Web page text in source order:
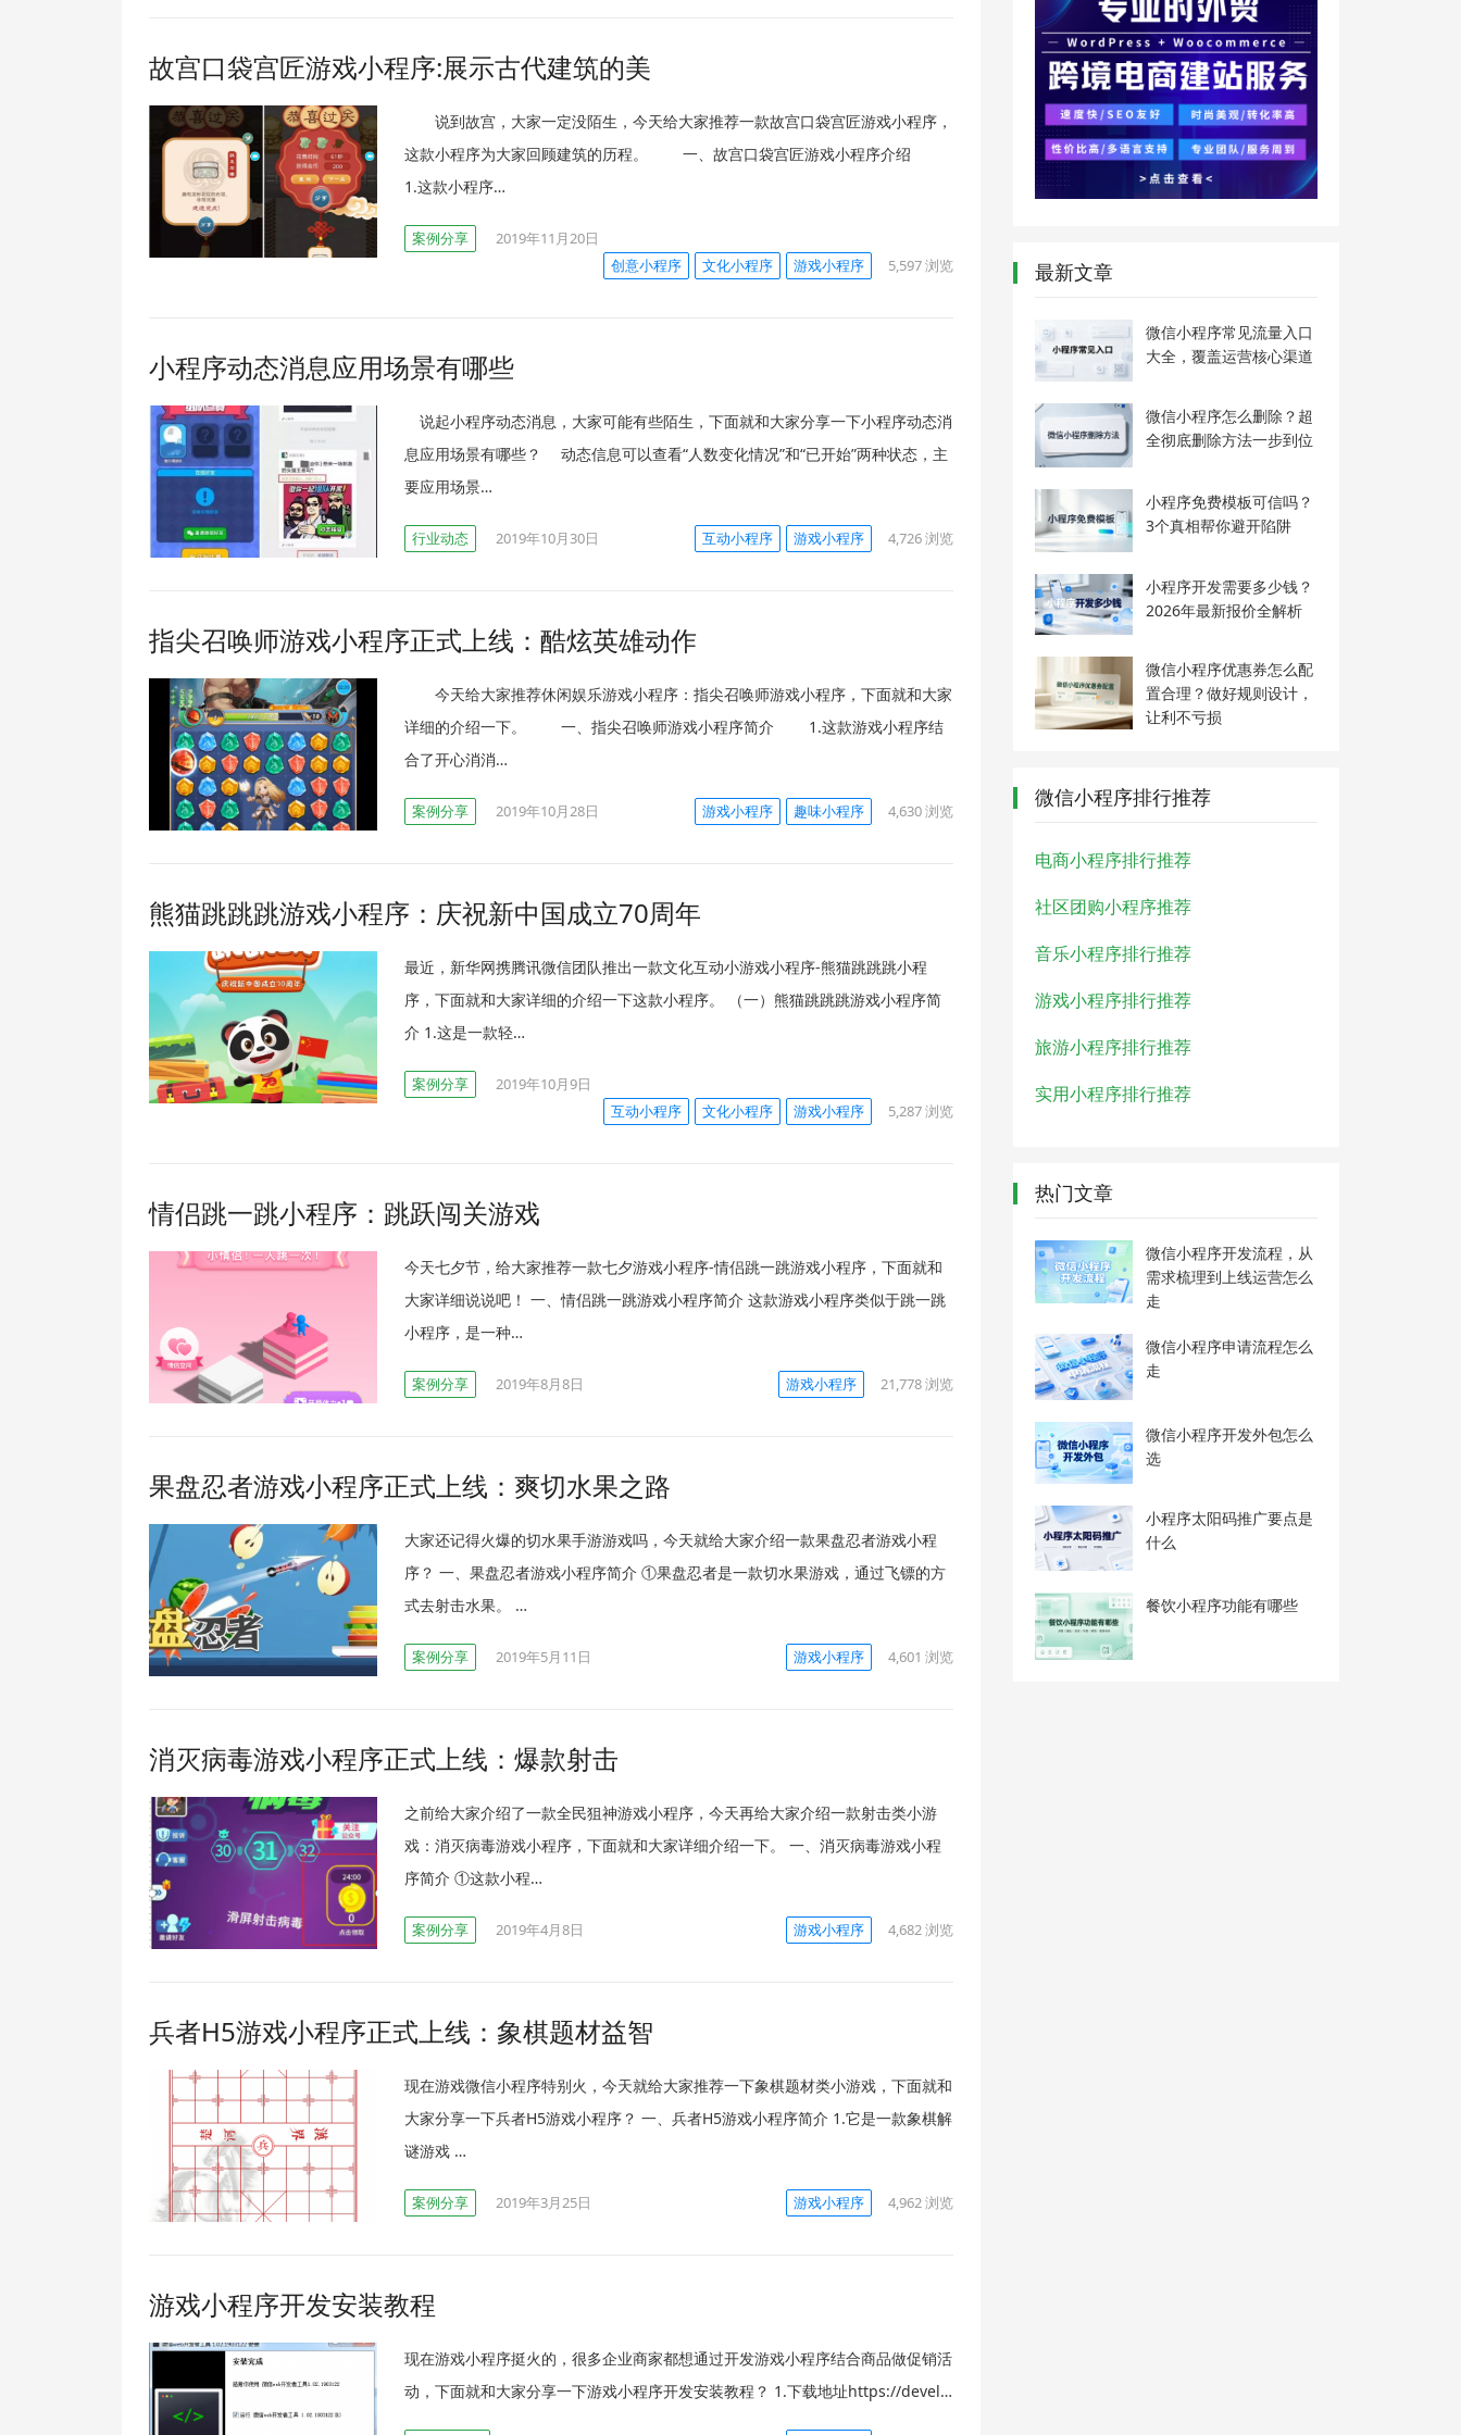
故宫口袋宫匠游戏小程序:展示古代建筑的美
说到故宫，大家一定没陌生，今天给大家推荐一款故宫口袋宫匠游戏小程序，
这款小程序为大家回顾建筑的历程。 一、故宫口袋宫匠游戏小程序介绍
1.这款小程序…
案例分享
2019年11月20日
创意小程序
文化小程序 游戏小程序 5,597浏览
小程序动态消息应用场景有哪些
说起小程序动态消息，大家可能有些陌生，下面就和大家分享一下小程序动态消
息应用场景有哪些？ 动态信息可以查看“人数变化情况”和“已开始”两种状态，主
要应用场景…
行业动态 2019年10月30日 互动小程序 游戏小程序 4,726浏览
指尖召唤师游戏小程序正式上线：酷炫英雄动作
今天给大家推荐休闲娱乐游戏小程序：指尖召唤师游戏小程序，下面就和大家
详细的介绍一下。 一、指尖召唤师游戏小程序简介 1.这款游戏小程序结
合了开心消消…
案例分享 2019年10月28日 游戏小程序 趣味小程序 4,630浏览
熊猫跳跳跳游戏小程序：庆祝新中国成立70周年
最近，新华网携腾讯微信团队推出一款文化互动小游戏小程序-熊猫跳跳跳小程
序，下面就和大家详细的介绍一下这款小程序。 （一）熊猫跳跳跳游戏小程序简
介 1.这是一款轻…
案例分享
2019年10月9日
互动小程序
文化小程序 游戏小程序 5,287浏览
情侣跳一跳小程序：跳跃闯关游戏
今天七夕节，给大家推荐一款七夕游戏小程序-情侣跳一跳游戏小程序，下面就和
大家详细说说吧！ 一、情侣跳一跳游戏小程序简介 这款游戏小程序类似于跳一跳
小程序，是一种…
案例分享 2019年8月8日 游戏小程序 21,778浏览
果盘忍者游戏小程序正式上线：爽切水果之路
大家还记得火爆的切水果手游游戏吗，今天就给大家介绍一款果盘忍者游戏小程
序？ 一、果盘忍者游戏小程序简介 ①果盘忍者是一款切水果游戏，通过飞镖的方
式去射击水果。 …
案例分享 2019年5月11日 游戏小程序 4,601 浏览
消灭病毒游戏小程序正式上线：爆款射击
之前给大家介绍了一款全民狙神游戏小程序，今天再给大家介绍一款射击类小游
戏：消灭病毒游戏小程序，下面就和大家详细介绍一下。 一、消灭病毒游戏小程
序简介 ①这款小程…
案例分享 2019年4月8日 游戏小程序 4,682浏览
兵者H5游戏小程序正式上线：象棋题材益智
现在游戏微信小程序特别火，今天就给大家推荐一下象棋题材类小游戏，下面就和
大家分享一下兵者H5游戏小程序？ 一、兵者H5游戏小程序简介 1.它是一款象棋解
谜游戏 …
案例分享 2019年3月25日 游戏小程序 4,962浏览
游戏小程序开发安装教程
现在游戏小程序挺火的，很多企业商家都想通过开发游戏小程序结合商品做促销活
动，下面就和大家分享一下游戏小程序开发安装教程？ 1.下载地址https://devel…
最新文章
微信小程序常见流量入口
大全，覆盖运营核心渠道
微信小程序怎么删除？超
全彻底删除方法一步到位
小程序免费模板可信吗？
3个真相帮你避开陷阱
小程序开发需要多少钱？
2026年最新报价全解析
微信小程序优惠券怎么配
置合理？做好规则设计，
让利不亏损
微信小程序排行推荐
电商小程序排行推荐
社区团购小程序推荐
音乐小程序排行推荐
游戏小程序排行推荐
旅游小程序排行推荐
实用小程序排行推荐
热门文章
微信小程序开发流程，从
需求梳理到上线运营怎么
走
微信小程序申请流程怎么
走
微信小程序开发外包怎么
选
小程序太阳码推广要点是
什么
餐饮小程序功能有哪些